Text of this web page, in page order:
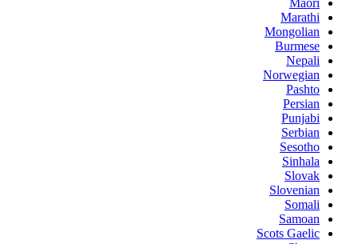
Marathi
Mongolian
Burmese
Nepali
Norwegian
Pashto
Persian
Punjabi
Serbian
Sesotho
Sinhala
Slovak
Slovenian
Somali
Samoan
Scots Gaelic